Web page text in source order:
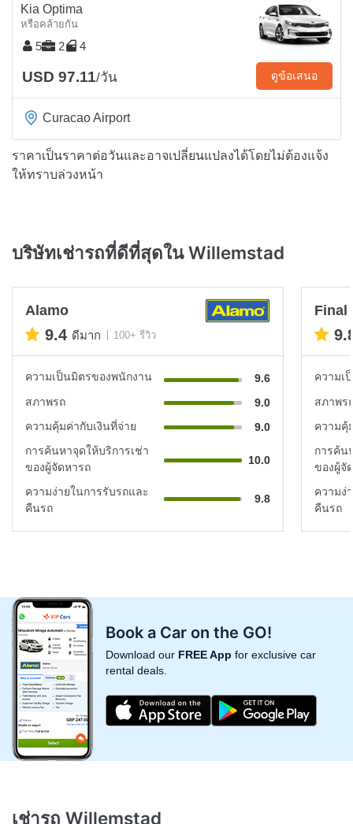
Kia Optima
หรือคล้ายกัน
5 2 4
USD 97.11/วัน ดูข้อเสนอ
Curacao Airport
ราคาเป็นราคาต่อวันและอาจเปลี่ยนแปลงได้โดยไม่ต้องแจ้ง
ให้ทราบล่วงหน้า
บริษัทเช่ารถที่ดีที่สุดใน Willemstad
Alamo
9.4 ดีมาก 100+ รีวิว
ความเป็นมิตรของพนักงาน
9.6
สภาพรถ
9.0
ความคุ้มค่ากับเงินที่จ่าย
9.0
การค้นหาจุดให้บริการเช่า
ของผู้จัดหารถ
10.0
ความง่ายในการรับรถและ
คืนรถ
9.8
Final
ความเ
สภาพร
ความคุ้
การค้น
ของผู้จั
ความง่
คืนรถ
Book a Car on the GO!
Download our FREE App for exclusive car
rental deals.
เช่ารถ Willemstad